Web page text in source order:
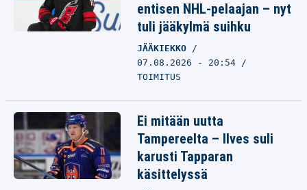
entisen NHL-pelaajan – nyt
tuli jääkylmä suihku
JÄÄKIEKKO
07.08.2026 - 20:54
TOIMITUS
Ei mitään uutta
Tampereelta – Ilves suli
karusti Tapparan
käsittelyssä